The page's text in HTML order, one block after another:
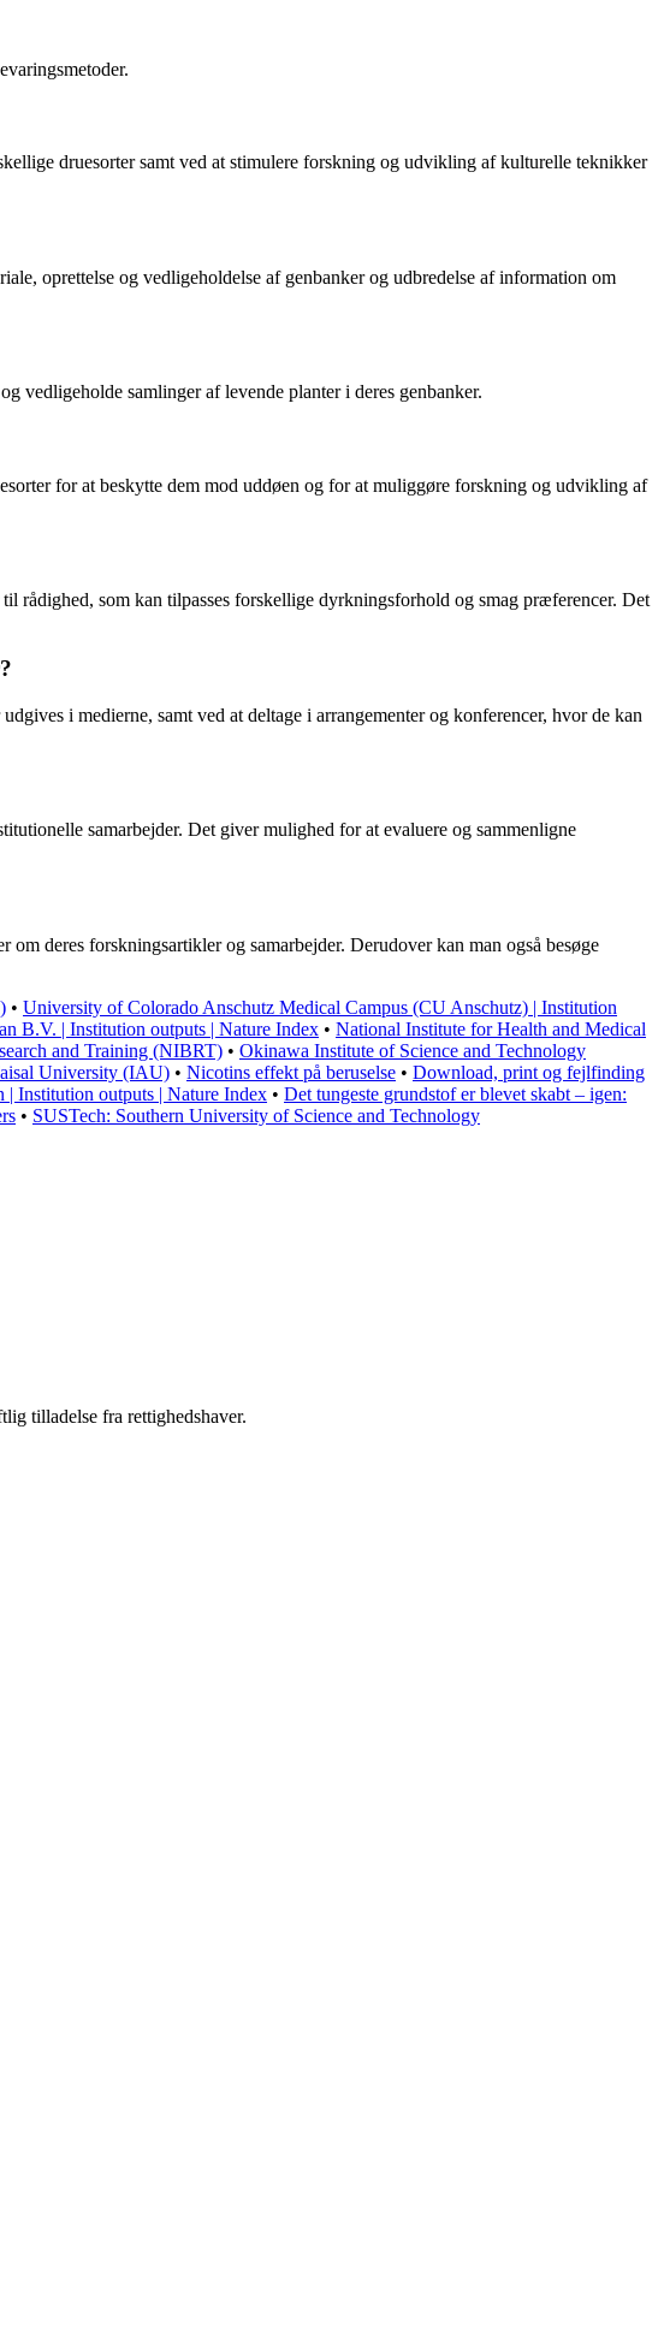
druesorter samt ved at stimulere forskning og udvikling af kulturelle teknikker
oprettelse og vedligeholdelse af genbanker og udbredelse af information om
vedligeholde samlinger af levende planter i deres genbanker.
for at beskytte dem mod uddøen og for at muliggøre forskning og udvikling af
rådighed, som kan tilpasses forskellige dyrkningsforhold og smag præferencer. Det
i medierne, samt ved at deltage i arrangementer og konferencer, hvor de kan
samarbejder. Det giver mulighed for at evaluere og sammenligne
deres forskningsartikler og samarbejder. Derudover kan man også besøge
• University of Colorado Anschutz Medical Campus (CU Anschutz) | Institution
B.V. | Institution outputs | Nature Index • National Institute for Health and Medical
and Training (NIBRT) • Okinawa Institute of Science and Technology
University (IAU) • Nicotins effekt på beruselse • Download, print og fejlfinding
Institution outputs | Nature Index • Det tungeste grundstof er blevet skabt – igen:
• SUSTech: Southern University of Science and Technology
tilladelse fra rettighedshaver.